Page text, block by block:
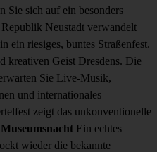
Sie sich auf ein besonders
Neustadt verwandelt
ein riesiges, buntes Straßenfest.
kreativen Geist Dresdens. Die
Sie Live-Musik,
und internationales
zeigt das unkonventionelle
Ein echtes
wieder die bekannte